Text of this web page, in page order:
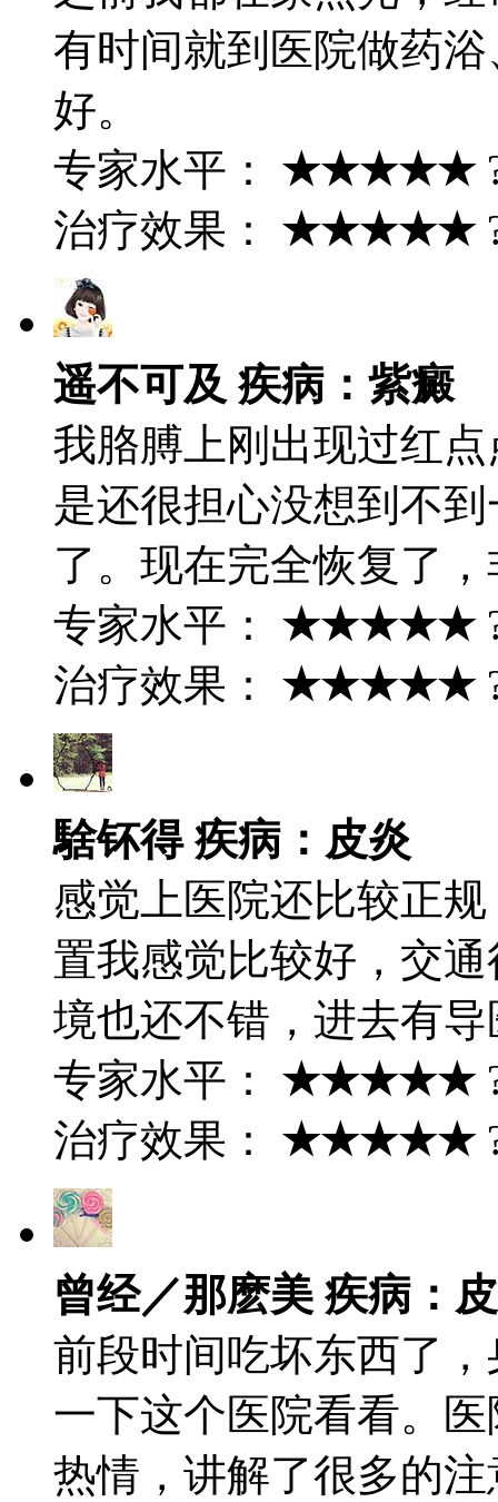
有时间就到医院做药
好。
专家水平： ★★★★★
治疗效果： ★★★★★
遥不可及 疾病：紫癜
我胳膊上刚出现过红
是还很担心没想到不
了。现在完全恢复了
专家水平： ★★★★★
治疗效果： ★★★★★
騇钚得 疾病：皮炎
感觉上医院还比较正
置我感觉比较好，交
境也还不错，进去有
专家水平： ★★★★★
治疗效果： ★★★★★
曾经／那麽美 疾病：
前段时间吃坏东西了
一下这个医院看看。
热情，讲解了很多的